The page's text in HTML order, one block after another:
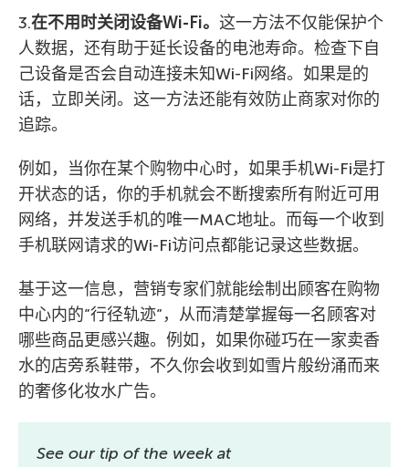
3.在不用时关闭设备Wi-Fi。 这一方法不仅能保护个
人数据，还有助于延长设备的电池寿命。检查下自
己设备是否会自动连接未知Wi-Fi网络。如果是的
话，立即关闭。这一方法还能有效防止商家对你的
追踪。
例如，当你在某个购物中心时，如果手机Wi-Fi是打
开状态的话，你的手机就会不断搜索所有附近可用
网络，并发送手机的唯一MAC地址。而每一个收到
手机联网请求的Wi-Fi访问点都能记录这些数据。
基于这一信息，营销专家们就能绘制出顾客在购物
中心内的”行径轨迹”，从而清楚掌握每一名顾客对
哪些商品更感兴趣。例如，如果你碰巧在一家卖香
水的店旁系鞋带，不久你会收到如雪片般纷涌而来
的奢侈化妆水广告。
See our tip of the week at